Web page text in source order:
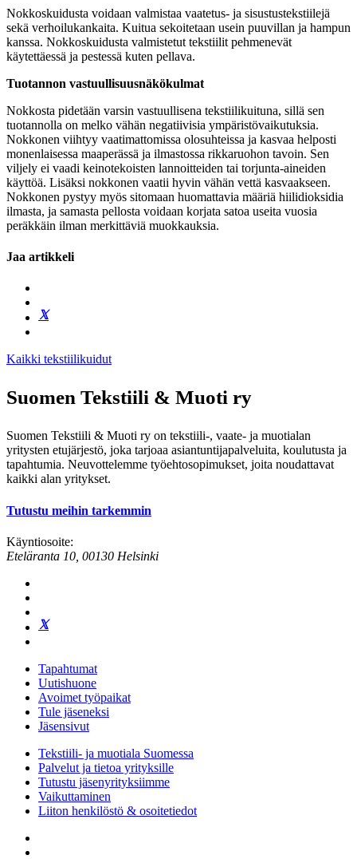
Nokkoskuidusta voidaan valmistaa vaatetus- ja sisustustekstiilejä
sekä verhoilukankaita. Kuitua sekoitetaan usein puuvillan ja hampun
kanssa. Nokkoskuidusta valmistetut tekstiilit pehmenevät
käytettäessä ja pestessä kuten pellava.
Tuotannon vastuullisuusnäkökulmat
Nokkosta pidetään varsin vastuullisena tekstiilikuituna, sillä sen
tuotannolla on melko vähän negatiivisia ympäristövaikutuksia.
Nokkonen viihtyy vaatimattomissa olosuhteissa ja kasvaa helposti
monenlaisessa maaperässä ja ilmastossa rikkaruohon tavoin. Sen
viljely ei vaadi keinotekoisten lannoitteiden tai torjunta-aineiden
käyttöä. Lisäksi nokkonen vaatii hyvin vähän vettä kasvaakseen.
Nokkonen pystyy myös sitomaan huomattavia määriä hiilidioksidia
ilmasta, ja samasta pellosta voidaan korjata satoa useita vuosia
peräkkäin ilman merkittäviä muokkauksia.
Jaa artikkeli
Kaikki tekstiilikuidut
Suomen Tekstiili & Muoti ry
Suomen Tekstiili & Muoti ry on tekstiili-, vaate- ja muotialan
yritysten etujärjestö, joka tarjoaa asiantuntijapalveluita, koulutusta ja
tapahtumia. Neuvottelemme työehtosopimukset, joita noudattavat
kaikki alan yritykset.
Tutustu meihin tarkemmin
Käyntiosoite:
Eteläranta 10, 00130 Helsinki
Tapahtumat
Uutishuone
Avoimet työpaikat
Tule jäseneksi
Jäsensivut
Tekstiili- ja muotiala Suomessa
Palvelut ja tietoa yrityksille
Tutustu jäsenyrityksiimme
Vaikuttaminen
Liiton henkilöstö & osoitetiedot